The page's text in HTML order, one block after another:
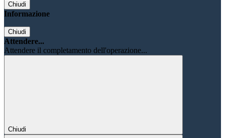
Chiudi
Informazione
Chiudi
Attendere...
Attendere il completamento dell'operazione...
Chiudi